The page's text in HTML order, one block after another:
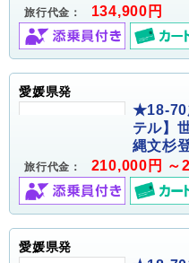
旅行代金： 134,900円
愛媛県発
★18-70
テル】
縄文杉
旅行代金： 210,000円 ～
愛媛県発